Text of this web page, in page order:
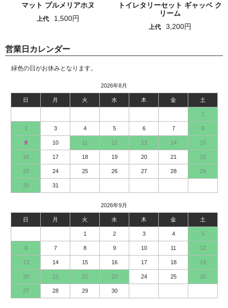
マット プルメリアホヌ
上代 1,500円
トイレタリーセット ギャッベ ク
リーム
上代 3,200円
営業日カレンダー
緑色の日がお休みとなります。
2026年8月
日 月 火 水 木 金 土
1
2 3 4 5 6 7 8
9 10 11 12 13 14 15
16 17 18 19 20 21 22
23 24 25 26 27 28 29
30 31
2026年9月
日 月 火 水 木 金 土
1 2 3 4 5
6 7 8 9 10 11 12
13 14 15 16 17 18 19
20 21 22 23 24 25 26
27 28 29 30